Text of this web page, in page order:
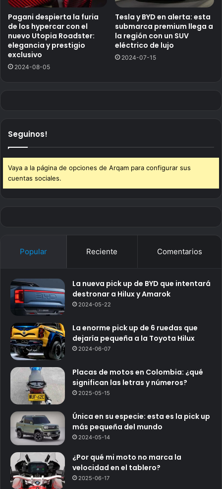
Pagani despierta la furia
de los hypercar con el
nuevo Utopia Roadster:
elegancia y prestigio
exclusivo
2024-08-05
Tesla y BYD en alerta: esta
submarca premium llega a
la región con un SUV
eléctrico de lujo
2024-07-15
Seguinos!
Vaya a la página de opciones de Arqam para configurar sus
cuentas sociales.
Popular Reciente Comentarios
La nueva pick up de BYD que intentará
destronar a Hilux y Amarok
2024-05-22
La enorme pick up de 6 ruedas que
dejaría pequeña a la Toyota Hilux
2024-06-07
Placas de motos en Colombia: ¿qué
significan las letras y números?
2025-05-15
Única en su especie: esta es la pick up
más pequeña del mundo
2024-05-14
¿Por qué mi moto no marca la
velocidad en el tablero?
2025-06-17